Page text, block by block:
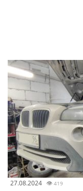
27.08.2024 👁 419